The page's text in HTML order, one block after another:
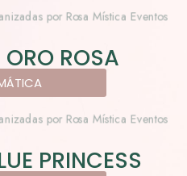
ROSA
PRINCESS